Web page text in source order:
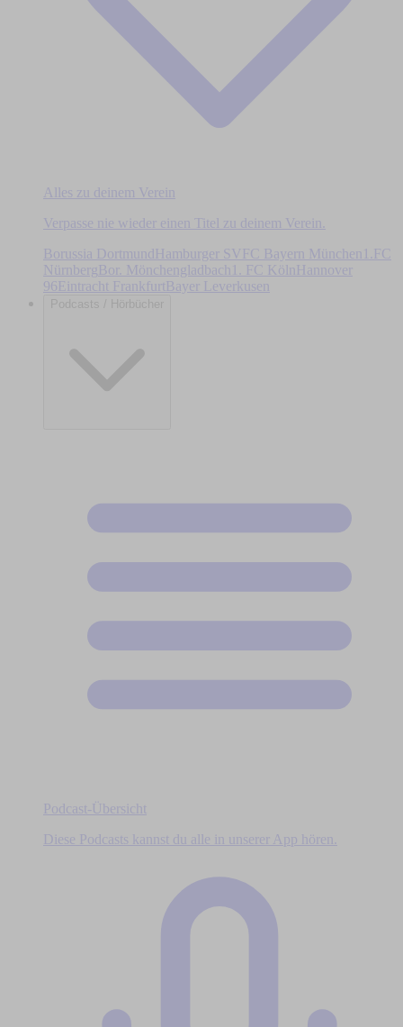
Alles zu deinem Verein
Verpasse nie wieder einen Titel zu deinem Verein.
Borussia DortmundHamburger SV FC Bayern München
1.FC
Nürnberg Bor. Mönchengladbach 1. FC Köln
Hannover
96Eintracht Frankfurt Bayer Leverkusen
Podcasts / Hörbücher
Podcast-Übersicht
Diese Podcasts kannst du alle in unserer App hören.